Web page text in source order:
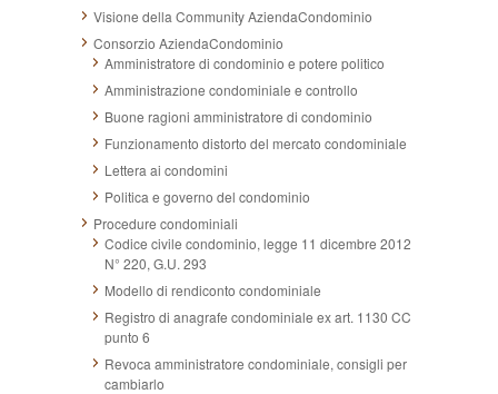
Visione della Community AziendaCondominio
Consorzio AziendaCondominio
Amministratore di condominio e potere politico
Amministrazione condominiale e controllo
Buone ragioni amministratore di condominio
Funzionamento distorto del mercato condominiale
Lettera ai condomini
Politica e governo del condominio
Procedure condominiali
Codice civile condominio, legge 11 dicembre 2012
N° 220, G.U. 293
Modello di rendiconto condominiale
Registro di anagrafe condominiale ex art. 1130 CC
punto 6
Revoca amministratore condominiale, consigli per
cambiarlo